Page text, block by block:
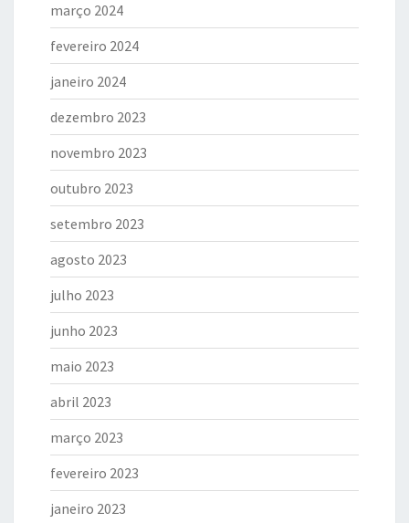
março 2024
fevereiro 2024
janeiro 2024
dezembro 2023
novembro 2023
outubro 2023
setembro 2023
agosto 2023
julho 2023
junho 2023
maio 2023
abril 2023
março 2023
fevereiro 2023
janeiro 2023